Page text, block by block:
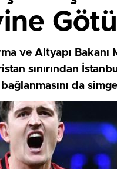
ve Altyapı
sınırından
bağlanmasını da